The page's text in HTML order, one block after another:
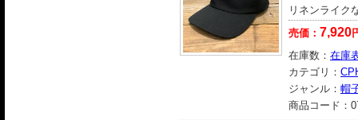
リネンライク
売価： 7,920
在庫数： 在庫
カテゴリ：
ジャンル： 帽
商品コード：